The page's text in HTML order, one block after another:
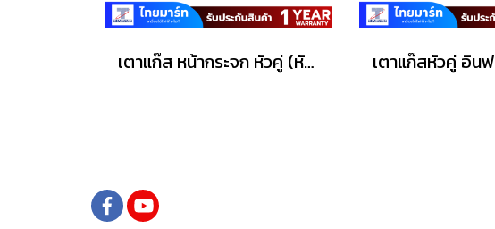
เตาแก๊ส หน้ากระจก หัวคู่ (หัวเทอร์โบ) รุ่น X-2400 สีดำ